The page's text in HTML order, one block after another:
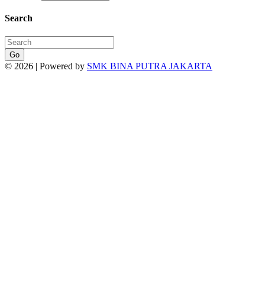
Search
Go
© 2026 | Powered by SMK BINA PUTRA JAKARTA